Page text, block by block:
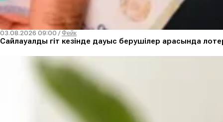
03.08.2026 09:00 /Фейк
Сайлауалды үгіт кезінде дауыс берушілер арасында